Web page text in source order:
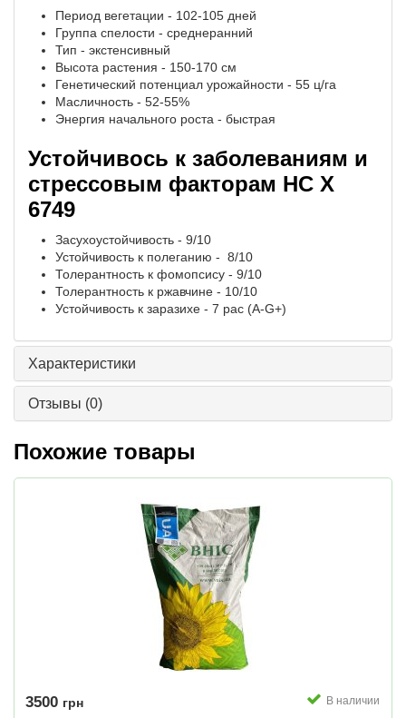
Период вегетации - 102-105 дней
Группа спелости - среднеранний
Тип - экстенсивный
Высота растения - 150-170 см
Генетический потенциал урожайности - 55 ц/га
Масличность - 52-55%
Энергия начального роста - быстрая
Устойчивось к заболеваниям и
стрессовым факторам НС Х
6749
Засухоустойчивость - 9/10
Устойчивость к полеганию - 8/10
Толерантность к фомопсису - 9/10
Толерантность к ржавчине - 10/10
Устойчивость к заразихе - 7 рас (A-G+)
Характеристики
Отзывы (0)
Похожие товары
3500 грн В наличии